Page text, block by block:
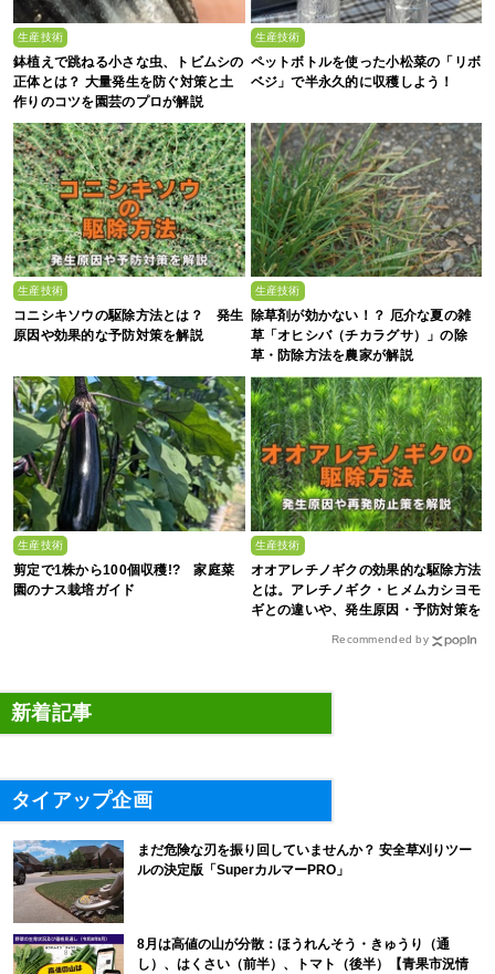
生産技術
鉢植えで跳ねる小さな虫、トビムシの
正体とは？ 大量発生を防ぐ対策と土
作りのコツを園芸のプロが解説
生産技術
ペットボトルを使った小松菜の「リボ
ベジ」で半永久的に収穫しよう！
生産技術
コニシキソウの駆除方法とは？ 発生
原因や効果的な予防対策を解説
生産技術
除草剤が効かない！？ 厄介な夏の雑
草「オヒシバ（チカラグサ）」の除
草・防除方法を農家が解説
生産技術
剪定で1株から100個収穫!? 家庭菜
園のナス栽培ガイド
生産技術
オオアレチノギクの効果的な駆除方法
とは。アレチノギク・ヒメムカシヨモ
ギとの違いや、発生原因・予防対策を
Recommended by
新着記事
タイアップ企画
まだ危険な刃を振り回していませんか？ 安全草刈りツー
ルの決定版「SuperカルマーPRO」
8月は高値の山が分散：ほうれんそう・きゅうり（通
し）、はくさい（前半）、トマト（後半）【青果市況情